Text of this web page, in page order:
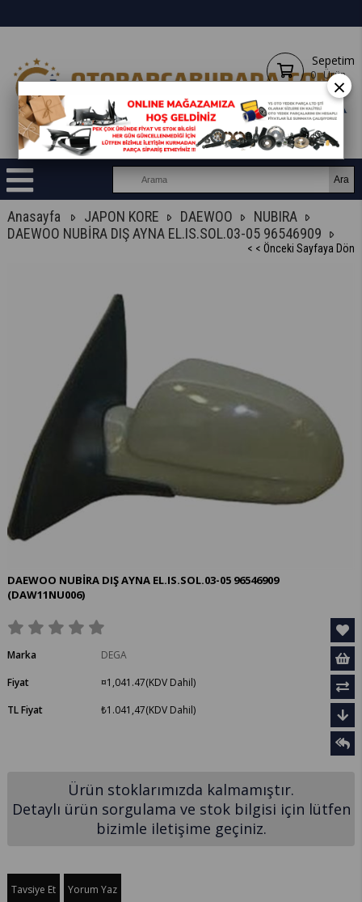
Sepetim
0 Ürün
Anasayfa JAPON KORE DAEWOO
NUBIRA
DAEWOO NUBİRA DIŞ AYNA EL.IS.SOL.03-05 96546909
< < Önceki Sayfaya Dön
DAEWOO NUBİRA DIŞ AYNA EL.IS.SOL.03-05 96546909
(DAW11NU006)
Marka
DEGA
Fiyat
¤1,041.47(KDV Dahil)
TL Fiyat
₺1.041,47(KDV Dahil)
Ürün stoklarımızda kalmamıştır.
Detaylı ürün sorgulama ve stok bilgisi için lütfen
bizimle iletişime geçiniz.
Tavsiye Et Yorum Yaz
×